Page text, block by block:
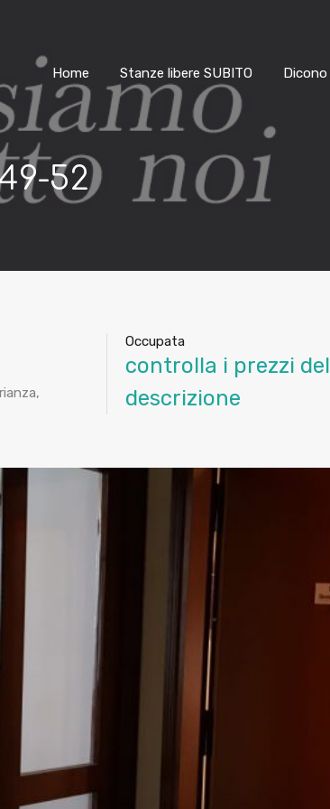
Home Stanze libere SUBITO
52
Occupata
controlla i prezzi
descrizione